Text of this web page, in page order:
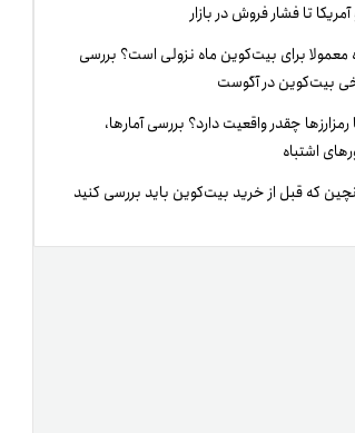
تا فشار فروش در بازار
معمولا برای بیت‌کوین ماه نزولی است؟ بررسی
بیت‌کوین در آگوست
چقدر واقعیت دارد؟ بررسی آمارها،
اشتباه